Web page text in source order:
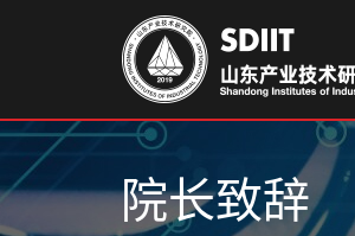
院长致辞